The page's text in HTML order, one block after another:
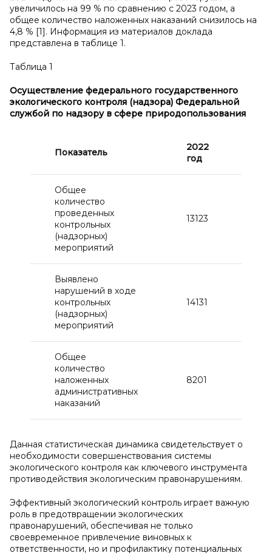
увеличилось на 99 % по сравнению с 2023 годом, а
общее количество наложенных наказаний снизилось на
4,8 % [1]. Информация из материалов доклада
представлена в таблице 1.
Таблица 1
Осуществление федерального государственного
экологического контроля (надзора) Федеральной
службой по надзору в сфере природопользования
Показатель
2022
год
Общее
количество
проведенных
контрольных
(надзорных)
мероприятий
13123
Выявлено
нарушений в ходе
контрольных
(надзорных)
мероприятий
14131
Общее
количество
наложенных
административных
наказаний
8201
Данная статистическая динамика свидетельствует о
необходимости совершенствования системы
экологического контроля как ключевого инструмента
противодействия экологическим правонарушениям.
Эффективный экологический контроль играет важную
роль в предотвращении экологических
правонарушений, обеспечивая не только
своевременное привлечение виновных к
ответственности, но и профилактику потенциальных